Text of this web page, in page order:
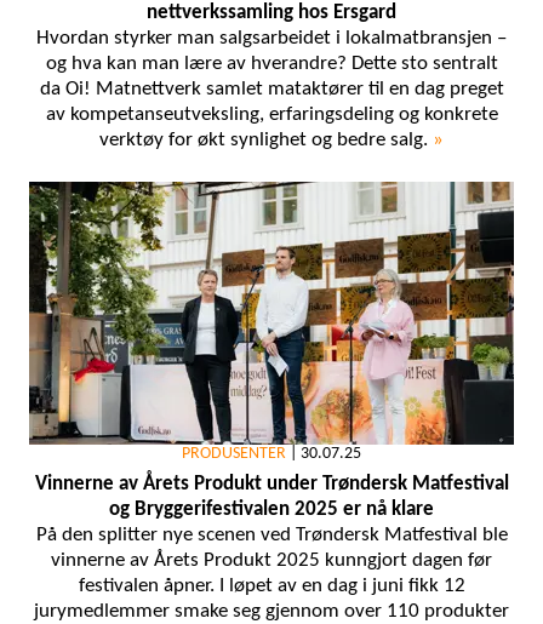
nettverkssamling hos Ersgard
Hvordan styrker man salgsarbeidet i lokalmatbransjen –
og hva kan man lære av hverandre? Dette sto sentralt
da Oi! Matnettverk samlet mataktører til en dag preget
av kompetanseutveksling, erfaringsdeling og konkrete
verktøy for økt synlighet og bedre salg. »
PRODUSENTER 30.07.25
Vinnerne av Årets Produkt under Trøndersk Matfestival
og Bryggerifestivalen 2025 er nå klare
På den splitter nye scenen ved Trøndersk Matfestival ble
vinnerne av Årets Produkt 2025 kunngjort dagen før
festivalen åpner. I løpet av en dag i juni fikk 12
jurymedlemmer smake seg gjennom over 110 produkter